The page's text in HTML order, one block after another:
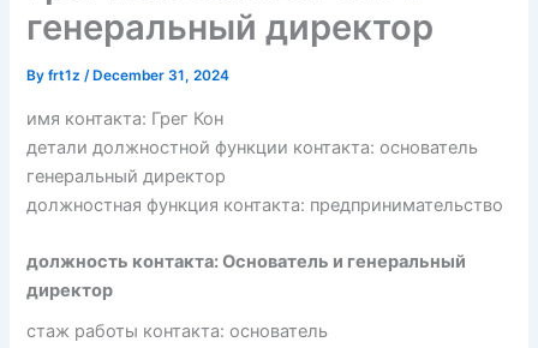
генеральный директор
Byfrt1z/ December 31, 2024
имя контакта: Грег Кон
детали должностной функции контакта: основатель
генеральный директор
должностная функция контакта: предпринимательство
должность контакта: Основатель и генеральный
директор
стаж работы контакта: основатель